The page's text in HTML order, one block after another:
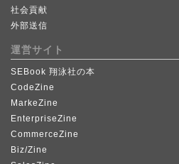
社会貢献
外部送信
運営サイト
SEBook 翔泳社の本
CodeZine
MarkeZine
EnterpriseZine
CommerceZine
Biz/Zine